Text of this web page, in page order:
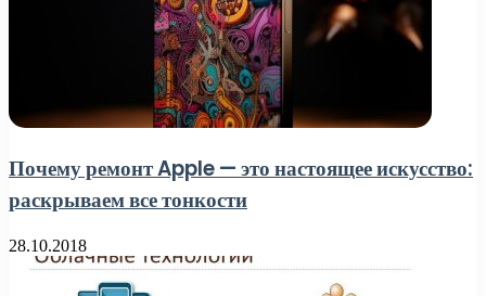
Почему ремонт Apple — это настоящее искусство:
раскрываем все тонкости
28.10.2018